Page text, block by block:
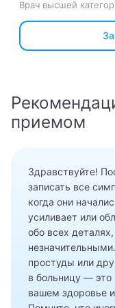
Врач высшей
приемом
Здравствуйте!
записать все
когда они
усиливает или
обо всех
простуды или
в больницу — это
вашем здоровье
Алексеев
Бирюкова
Журавлёва
Золотов
КТ
МРТ (магнитно-
МРТ (магнитно-
Осипов Сергей
Телефон
Филиал
Клиника на
Клиника на
Клиника на
Клиника на
Абдоминальный
Акушерка
Алголог
Аллерголог
Андролог
Анестезиолог-
Имя
Телефон
Врач
Журавлёва Ирина
Тимофеев
Я даю согласие на